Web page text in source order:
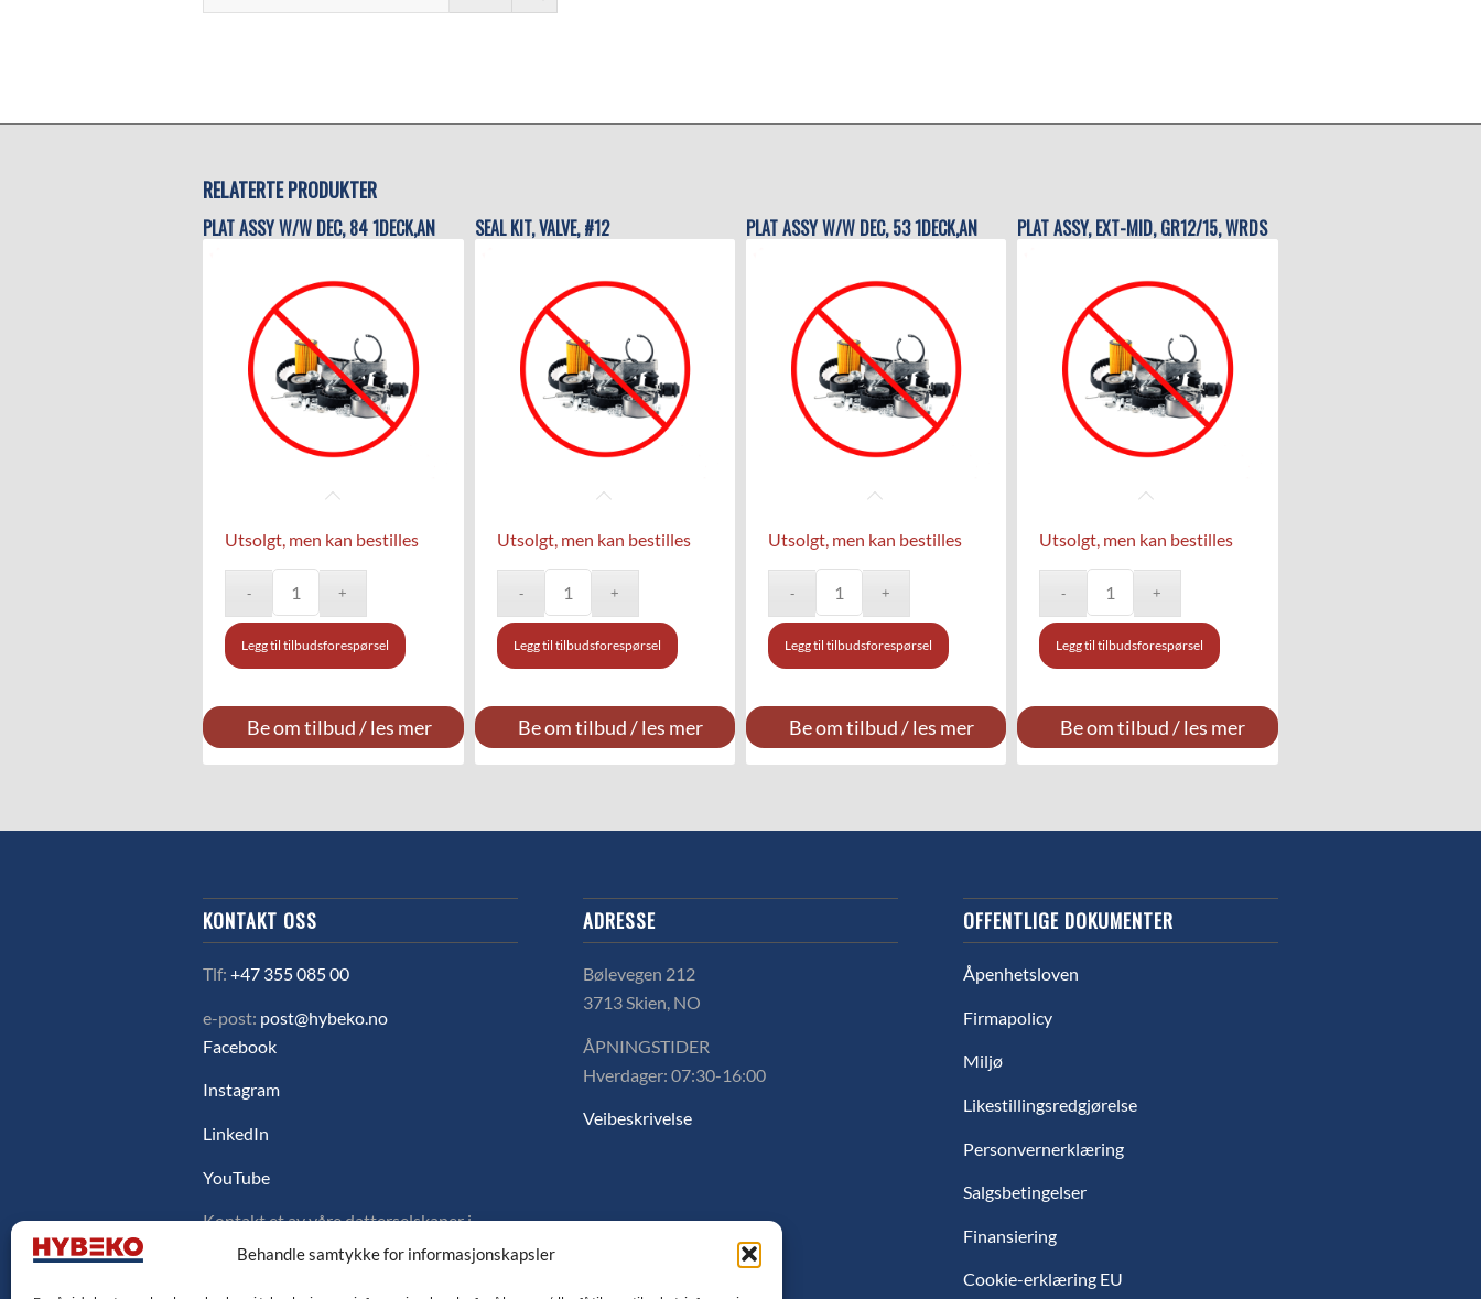
Behandle samtykke for informasjonskapsler
RELATERTE PRODUKTER
PLAT ASSY W/W DEC, 84 1DECK,AN
Utsolgt, men kan bestilles
Legg til tilbudsforespørsel
Be om tilbud / les mer
SEAL KIT, VALVE, #12
Utsolgt, men kan bestilles
Legg til tilbudsforespørsel
Be om tilbud / les mer
PLAT ASSY W/W DEC, 53 1DECK,AN
Utsolgt, men kan bestilles
Legg til tilbudsforespørsel
Be om tilbud / les mer
PLAT ASSY, EXT-MID, GR12/15, WRDS
Utsolgt, men kan bestilles
Legg til tilbudsforespørsel
Be om tilbud / les mer
KONTAKT OSS
Tlf:+47 355 085 00
e-post: post@hybeko.no
Facebook
Instagram
LinkedIn
YouTube
Kontakt et av våre datterselskaper i
Sverige, Danmark eller Finland ved å
ADRESSE
Bølevegen 212
3713 Skien, NO
ÅPNINGSTIDER
Hverdager: 07:30-16:00
Veibeskrivelse
OFFENTLIGE DOKUMENTER
Åpenhetsloven
Firmapolicy
Miljø
Likestillingsredgjørelse
Personvernerklæring
Salgsbetingelser
Finansiering
Cookie-erklæring EU